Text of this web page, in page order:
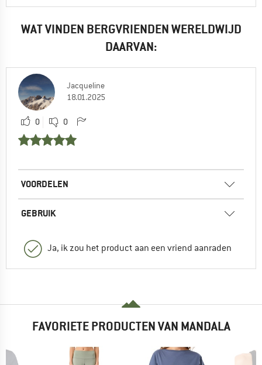
WAT VINDEN BERGVRIENDEN WERELDWIJD
DAARVAN:
Jacqueline
18.01.2025
0 0
VOORDELEN
GEBRUIK
Ja, ik zou het product aan een vriend aanraden
FAVORIETE PRODUCTEN VAN MANDALA